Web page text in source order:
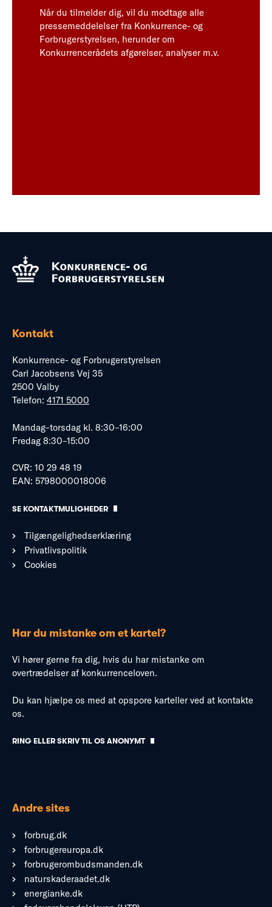
Når du tilmelder dig, vil du modtage alle
pressemeddelelser fra Konkurrence- og
Forbrugerstyrelsen, herunder om
Konkurrencerådets afgørelser, analyser m.v.
Kontakt
Konkurrence- og Forbrugerstyrelsen
Carl Jacobsens Vej 35
2500 Valby
Telefon: 4171 5000
Mandag–torsdag kl. 8:30–16:00
Fredag 8:30–15:00
CVR: 10 29 48 19
EAN: 5798000018006
SE KONTAKTMULIGHEDER
Tilgængelighedserklæring
Privatlivspolitik
Cookies
Har du mistanke om et kartel?
Vi hører gerne fra dig, hvis du har mistanke om
overtrædelser af konkurrenceloven.
Du kan hjælpe os med at opspore karteller ved at kontakte
os.
RING ELLER SKRIV TIL OS ANONYMT
Andre sites
forbrug.dk
forbrugereuropa.dk
forbrugerombudsmanden.dk
naturskaderaadet.dk
energianke.dk